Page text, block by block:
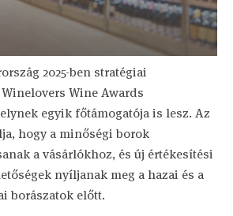
2025-ben stratégiai
Wine Awards
egyik főtámogatója is lesz. Az
hogy a minőségi borok
a vásárlókhoz, és új értékesítési
nyíljanak meg a hazai és a
borászatok előtt.